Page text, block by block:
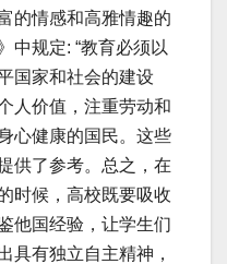
的情感和高雅情趣的
中规定: “教育必须以
国家和社会的建设
人价值，注重劳动和
心健康的国民。这些
供了参考。总之，在
时候，高校既要吸收
他国经验，让学生们
具有独立自主精神，